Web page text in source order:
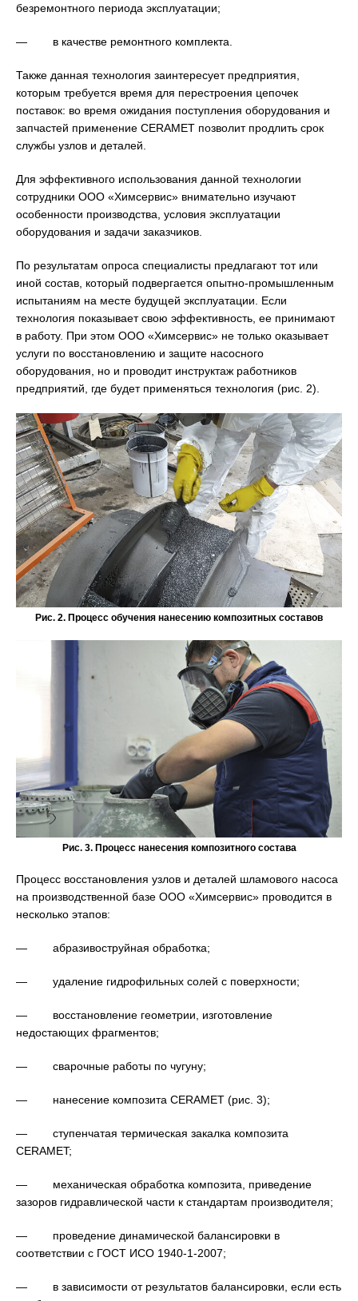
безремонтного периода эксплуатации;
— в качестве ремонтного комплекта.
Также данная технология заинтересует предприятия,
которым требуется время для перестроения цепочек
поставок: во время ожидания поступления оборудования и
запчастей применение CERAMET позволит продлить срок
службы узлов и деталей.
Для эффективного использования данной технологии
сотрудники ООО «Химсервис» внимательно изучают
особенности производства, условия эксплуатации
оборудования и задачи заказчиков.
По результатам опроса специалисты предлагают тот или
иной состав, который подвергается опытно-промышленным
испытаниям на месте будущей эксплуатации. Если
технология показывает свою эффективность, ее принимают
в работу. При этом ООО «Химсервис» не только оказывает
услуги по восстановлению и защите насосного
оборудования, но и проводит инструктаж работников
предприятий, где будет применяться технология (рис. 2).
Рис. 2. Процесс обучения нанесению композитных составов
Рис. 3. Процесс нанесения композитного состава
Процесс восстановления узлов и деталей шламового насоса
на производственной базе ООО «Химсервис» проводится в
несколько этапов:
— абразивоструйная обработка;
— удаление гидрофильных солей с поверхности;
— восстановление геометрии, изготовление
недостающих фрагментов;
— сварочные работы по чугуну;
— нанесение композита CERAMET (рис. 3);
— ступенчатая термическая закалка композита
CERAMET;
— механическая обработка композита, приведение
зазоров гидравлической части к стандартам производителя;
— проведение динамической балансировки в
соответствии с ГОСТ ИСО 1940-1-2007;
— в зависимости от результатов балансировки, если есть